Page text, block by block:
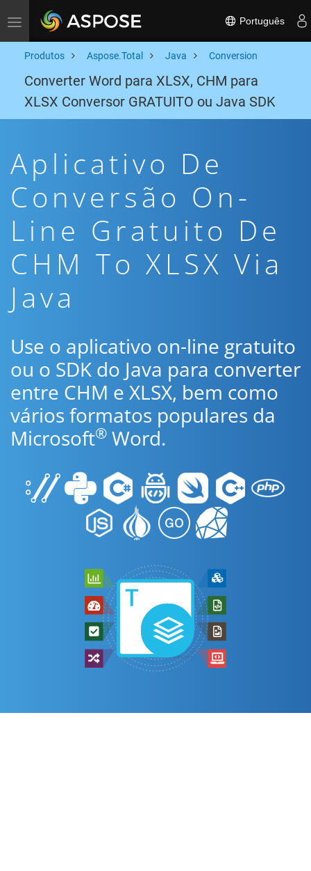
Toggle navigation Português
Produtos Aspose.Total Java Conversion
Converter Word para XLSX, CHM para
XLSX Conversor GRATUITO ou Java SDK
Aplicativo De
Conversão On-
Line Gratuito De
CHM To XLSX Via
Java
Use o aplicativo on-line gratuito
ou o SDK do Java para converter
entre CHM e XLSX, bem como
vários formatos populares da
Microsoft® Word.